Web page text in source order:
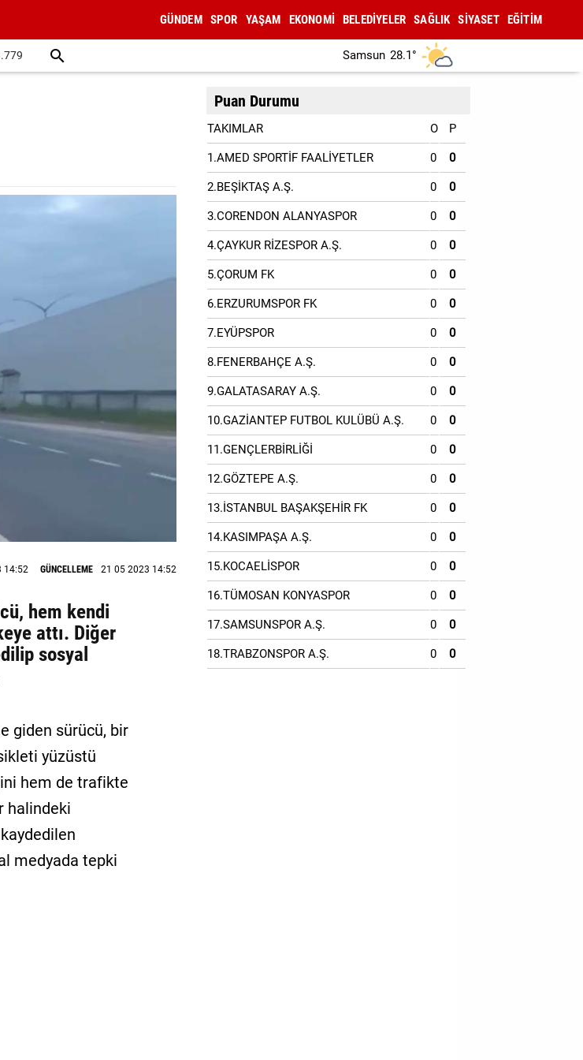
GÜNDEM SPOR YAŞAM EKONOMİ BELEDİYELER SAĞLIK SİYASET EĞİTİM
Samsun 28.1°
14:52 GÜNCELLEME 21 05 2023 14:52
hem kendi
attı. Diğer
sosyal
giden sürücü, bir
yüzüstü
hem de trafikte
halindeki
medyada tepki
Puan Durumu
TAKIMLAR O P
1.AMED SPORTİF FAALİYETLER 0 0
2.BEŞİKTAŞ A.Ş. 0 0
3.CORENDON ALANYASPOR 0 0
4.ÇAYKUR RİZESPOR A.Ş. 0 0
5.ÇORUM FK 0 0
6.ERZURUMSPOR FK 0 0
7.EYÜPSPOR 0 0
8.FENERBAHÇE A.Ş. 0 0
9.GALATASARAY A.Ş. 0 0
10.GAZİANTEP FUTBOL KULÜBÜ A.Ş. 0 0
11.GENÇLERBİRLİĞİ 0 0
12.GÖZTEPE A.Ş. 0 0
13.İSTANBUL BAŞAKŞEHİR FK 0 0
14.KASIMPAŞA A.Ş. 0 0
15.KOCAELİSPOR 0 0
16.TÜMOSAN KONYASPOR 0 0
17.SAMSUNSPOR A.Ş. 0 0
18.TRABZONSPOR A.Ş. 0 0